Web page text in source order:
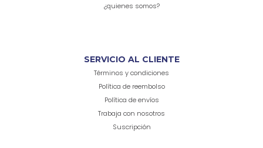
¿quienes somos?
SERVICIO AL CLIENTE
Términos y condiciones
Política de reembolso
Política de envíos
Trabaja con nosotros
Suscripción